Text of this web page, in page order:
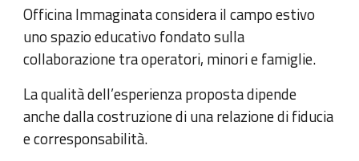
Officina Immaginata considera il campo estivo
uno spazio educativo fondato sulla
collaborazione tra operatori, minori e famiglie.
La qualità dell’esperienza proposta dipende
anche dalla costruzione di una relazione di fiducia
e corresponsabilità.